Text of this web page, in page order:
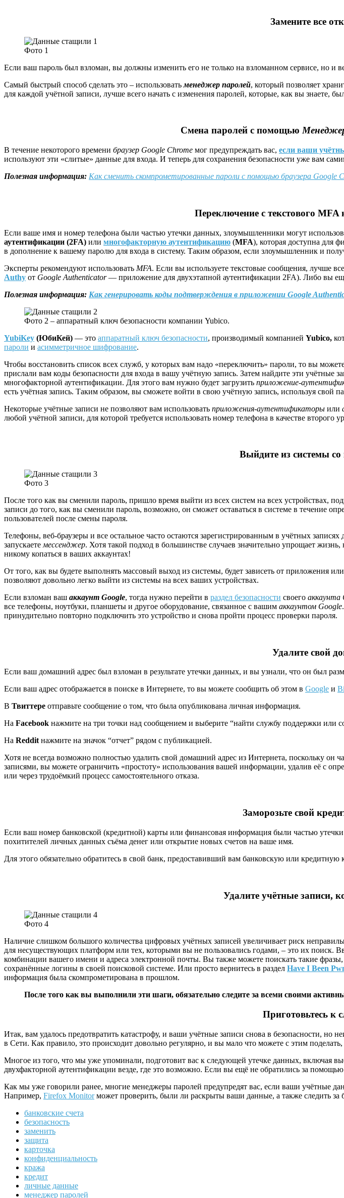
Замените все
Фото 1
Если ваш пароль был взломан, вы должны изменить его не только на взломанном сервисе, но и
Самый быстрый способ сделать это – использоватьменеджер паролей, который позволяет
для каждой учётной записи, лучше всего начать с изменения паролей, которые, как вы знаете,
Смена паролей с помощью
В течение некоторого времени браузер Google Chrome мог предупреждать вас, если ваши
используют эти «слитые» данные для входа. И теперь для сохранения безопасности уже вам
Полезная информация: Как сменить скомпрометированные пароли с помощью браузера Google
Переключение с текстового
Если ваше имя и номер телефона были частью утечки данных, злоумышленники могут
аутентификации (2FA) или многофакторную аутентификацию (MFA), которая доступна для
в дополнение к вашему паролю для входа в систему. Таким образом, если злоумышленник и
Эксперты рекомендуют использовать MFA. Если вы используете текстовые сообщения, лучше
Authy от Google Authenticator— приложение для двухэтапной аутентификации 2FA). Либо вы
Полезная информация: Как генерировать коды подтверждения в приложении Google
Фото 2 – аппаратный ключ безопасности компании Yubico.
YubiKey (ЮбиКей) — это аппаратный ключ безопасности, производимый компанией Yubico,
пароли и асимметричное шифрование.
Чтобы восстановить список всех служб, у которых вам надо «переключить» пароли, то вы
прислали вам коды безопасности для входа в вашу учётную запись. Затем найдите эти учётные
многофакторной аутентификации. Для этого вам нужно будет загрузить приложение-
есть учётная запись. Таким образом, вы сможете войти в свою учётную запись, используя свой
Некоторые учётные записи не позволяют вам использовать приложения-аутентификаторы или
любой учётной записи, для которой требуется использовать номер телефона в качестве второго
Выйдите из системы
Фото 3
После того как вы сменили пароль, пришло время выйти из всех систем на всех устройствах,
записи до того, как вы сменили пароль, возможно, он сможет оставаться в системе в течение
пользователей после смены пароля.
Телефоны, веб-браузеры и все остальное часто остаются зарегистрированным в учётных
запускаете мессенджер. Хотя такой подход в большинстве случаев значительно упрощает
никому копаться в ваших аккаунтах!
От того, как вы будете выполнять массовый выход из системы, будет зависеть от приложения
позволяют довольно легко выйти из системы на всех ваших устройствах.
Если взломан ваш аккаунт Google, тогда нужно перейти в раздел безопасности своего аккаунта
все телефоны, ноутбуки, планшеты и другое оборудование, связанное с вашим аккаунтом Google
принудительно повторно подключить это устройство и снова пройти процесс проверки пароля.
Удалите свой
Если ваш домашний адрес был взломан в результате утечки данных, и вы узнали, что он был
Если ваш адрес отображается в поиске в Интернете, то вы можете сообщить об этом в Google и
В Твиттере отправьте сообщение о том, что была опубликована личная информация.
На Facebook нажмите на три точки над сообщением и выберите “найти службу поддержки или
На Redditнажмите на значок “отчет” рядом с публикацией.
Хотя не всегда возможно полностью удалить свой домашний адрес из Интернета, поскольку
записями, вы можете ограничить «простоту» использования вашей информации, удалив её с
или через трудоёмкий процесс самостоятельного отказа.
Заморозьте свой
Если ваш номер банковской (кредитной) карты или финансовая информация были частью
похитителей личных данных съёма денег или открытие новых счетов на ваше имя.
Для этого обязательно обратитесь в свой банк, предоставивший вам банковскую или кредитную
Удалите учётные записи,
Фото 4
Наличие слишком большого количества цифровых учётных записей увеличивает риск
для несуществующих платформ или тех, которыми вы не пользовались годами, – это их поиск.
комбинации вашего имени и адреса электронной почты. Вы также можете поискать такие
сохранённые логины в своей поисковой системе. Или просто вернитесь в раздел Have I Been
информация была скомпрометирована в прошлом.
После того как вы выполнили эти шаги, обязательно следите за всеми своими
Приготовьтесь к
Итак, вам удалось предотвратить катастрофу, и ваши учётные записи снова в безопасности, но
в Сети. Как правило, это происходит довольно регулярно, и вы мало что можете с этим
Многое из того, что мы уже упоминали, подготовит вас к следующей утечке данных, включая
двухфакторной аутентификации везде, где это возможно. Если вы ещё не обратились за
Как мы уже говорили ранее, многие менеджеры паролей предупредят вас, если ваши учётные
Например, Firefox Monitorможет проверить, были ли раскрыты ваши данные, а также следить
банковские счета
безопасность
заменить
защита
карточка
конфиденциальность
кража
кредит
личные данные
менеджер паролей